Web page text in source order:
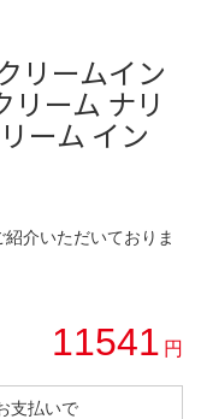
ームイン
リーム ナリ
ーム イン
介いただいておりま
11541 円
支払いで